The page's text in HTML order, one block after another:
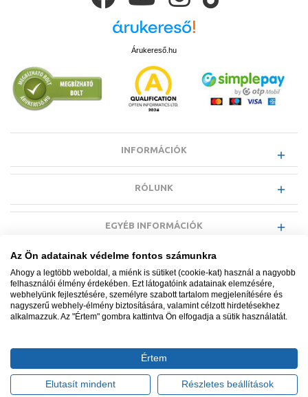
Árukereső.hu
INFORMÁCIÓK
RÓLUNK
EGYÉB INFORMÁCIÓK
87052/2015.
Ügyfélszolgálat: +36 1 700 3500
Tervezte és készítette:
Vision-Software, az Octopus 8 ERP
forgalmazója.
Az Ön adatainak védelme fontos számunkra
Ahogy a legtöbb weboldal, a miénk is sütiket (cookie-kat) használ a nagyobb
felhasználói élmény érdekében. Ezt látogatóink adatainak elemzésére,
webhelyünk fejlesztésére, személyre szabott tartalom megjelenítésére és
nagyszerű webhely-élmény biztosítására, valamint célzott hirdetésekhez
alkalmazzuk. Az "Értem" gombra kattintva Ön elfogadja a sütik használatát.
Értem
Elutasít mindent Részletes beállítások